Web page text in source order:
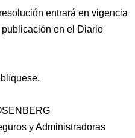
entrará en vigencia
en el Diario
y Administradoras